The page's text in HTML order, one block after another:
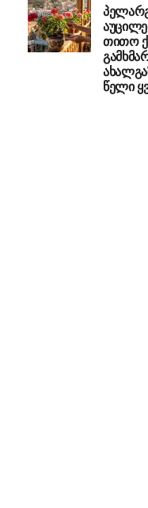
თითო
წელი